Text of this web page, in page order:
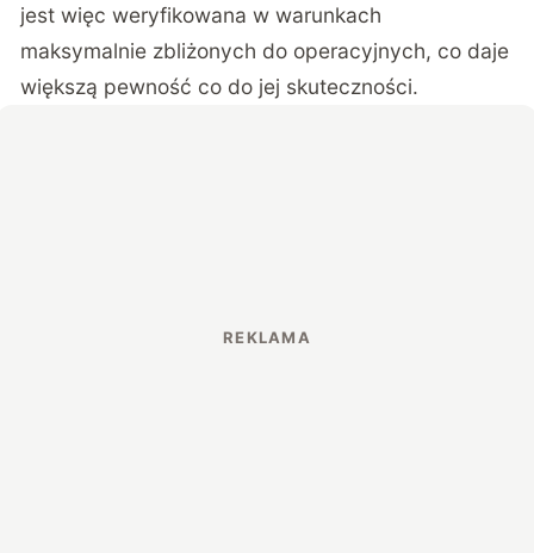
jest więc weryfikowana w warunkach
maksymalnie zbliżonych do operacyjnych, co daje
większą pewność co do jej skuteczności.